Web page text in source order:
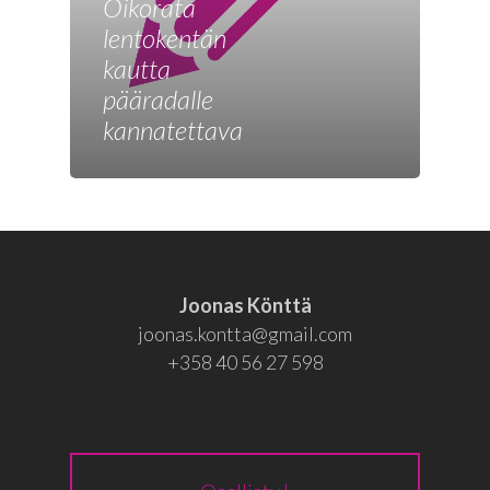
Oikorata
lentokentän
kautta
pääradalle
kannatettava
Joonas Könttä
joonas.kontta@gmail.com
+358 40 56 27 598
EN
RU